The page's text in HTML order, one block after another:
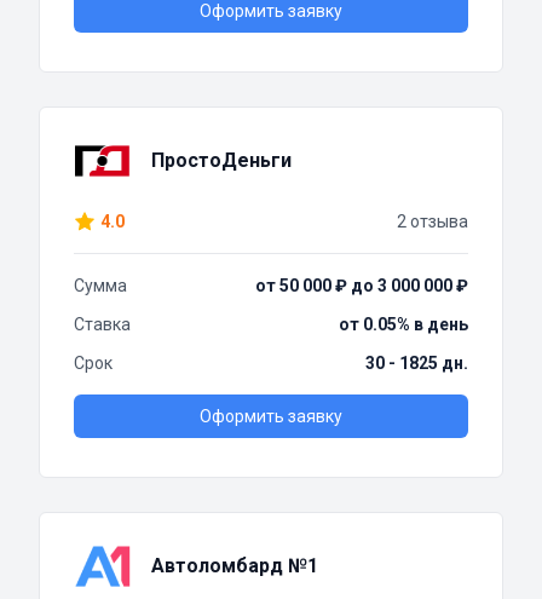
Оформить заявку
ПростоДеньги
4.0 2 отзыва
Сумма
от 50 000 ₽ до 3 000 000 ₽
Ставка
от 0.05% в день
Срок
30 - 1825 дн.
Оформить заявку
Автоломбард №1